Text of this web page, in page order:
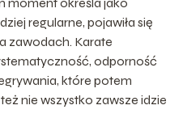
regularne, pojawiła się
zawodach. Karate
odporność
które potem
nie wszystko zawsze idzie